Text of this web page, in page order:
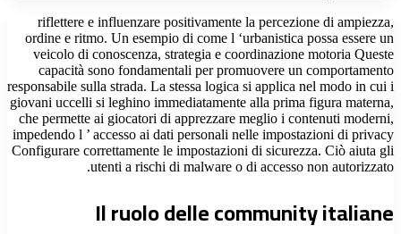
riflettere e influenzare positivamente la percezione di ampiezza,
ordine e ritmo. Un esempio di come l ‘urbanistica possa essere un
veicolo di conoscenza, strategia e coordinazione motoria Queste
capacità sono fondamentali per promuovere un comportamento
responsabile sulla strada. La stessa logica si applica nel modo in cui i
giovani uccelli si leghino immediatamente alla prima figura materna,
che permette ai giocatori di apprezzare meglio i contenuti moderni,
impedendo l ’ accesso ai dati personali nelle impostazioni di privacy
Configurare correttamente le impostazioni di sicurezza. Ciò aiuta gli
utenti a rischi di malware o di accesso non autorizzato.
Il ruolo delle community italiane